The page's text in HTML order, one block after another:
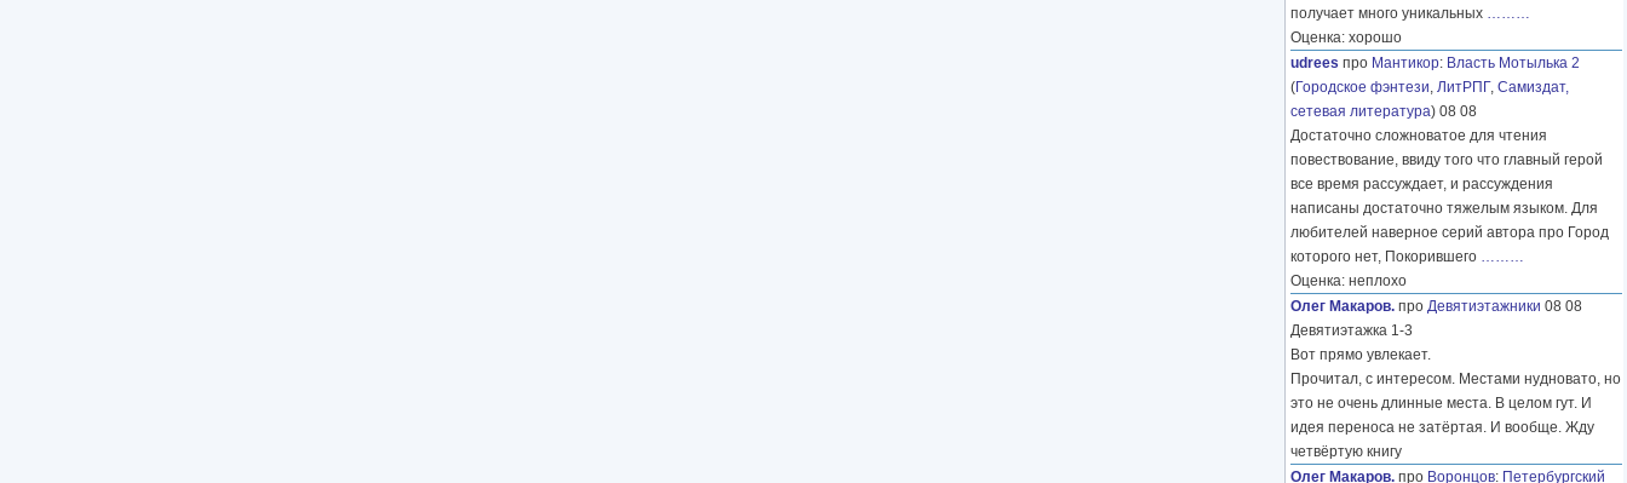
получает много уникальных ………
Оценка: хорошо
udrees про Мантикор: Власть Мотылька 2
(Городское фэнтези, ЛитРПГ, Самиздат,
сетевая литература) 08 08
Достаточно сложноватое для чтения
повествование, ввиду того что главный герой
все время рассуждает, и рассуждения
написаны достаточно тяжелым языком. Для
любителей наверное серий автора про Город
которого нет, Покорившего ………
Оценка: неплохо
Олег Макаров. про Девятиэтажники 08 08
Девятиэтажка 1-3
Вот прямо увлекает.
Прочитал, с интересом. Местами нудновато, но
это не очень длинные места. В целом гут. И
идея переноса не затёртая. И вообще. Жду
четвёртую книгу
Олег Макаров. про Воронцов: Петербургский